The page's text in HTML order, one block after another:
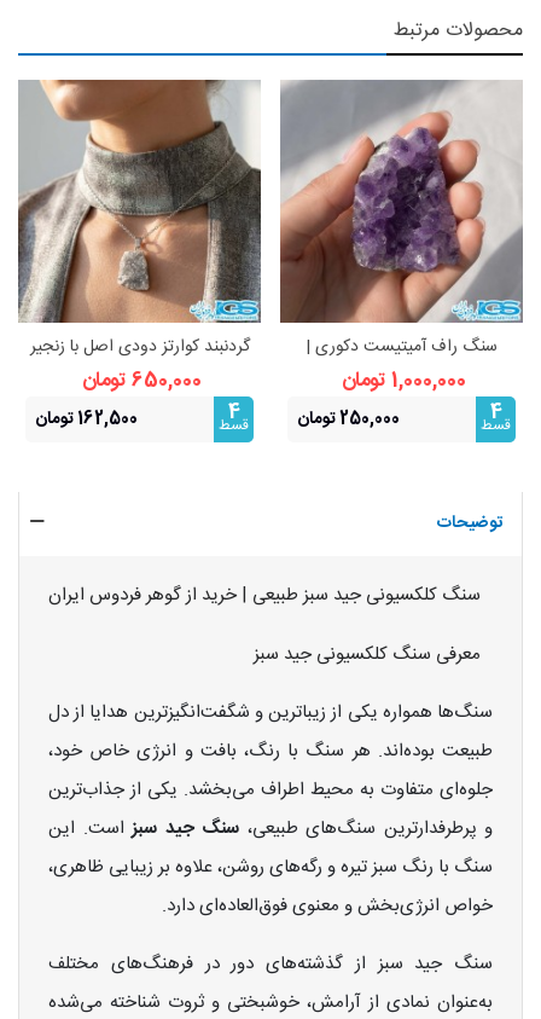
محصولات مرتبط
سنگ راف آمیتیست دکوری |
زیبایی طبیعی و انرژی‌بخش
1,000,000 تومان
4
قسط 250,000 تومان
گردنبند کوارتز دودی اصل با زنجیر
استیل | آرامش و محافظت انرژی
650,000 تومان
4
قسط 162,500 تومان
توضیحات
سنگ کلکسیونی جید سبز طبیعی | خرید از گوهر فردوس ایران
معرفی سنگ کلکسیونی جید سبز
سنگ‌ها همواره یکی از زیباترین و شگفت‌انگیزترین هدایا از دل
طبیعت بوده‌اند. هر سنگ با رنگ، بافت و انرژی خاص خود،
جلوه‌ای متفاوت به محیط اطراف می‌بخشد. یکی از جذاب‌ترین
و پرطرفدارترین سنگ‌های طبیعی، سنگ جید سبزاست. این
سنگ با رنگ سبز تیره و رگه‌های روشن، علاوه بر زیبایی ظاهری،
خواص انرژی‌بخش و معنوی فوق‌العاده‌ای دارد.
سنگ جید سبز از گذشته‌های دور در فرهنگ‌های مختلف
به‌عنوان نمادی از آرامش، خوشبختی و ثروت شناخته می‌شده